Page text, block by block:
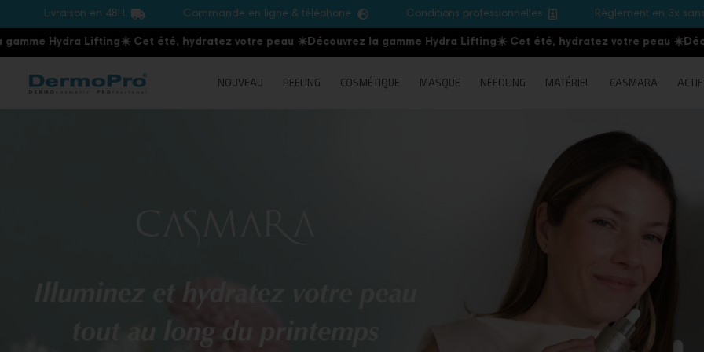
Livraison en 48H Commande en ligne & téléphone Conditions professionnelles Règlement en 3x
Lifting☀️ Cet été, hydratez votre peau ☀️Découvrez la gamme Hydra Lifting☀️ Cet été, hydratez votre peau ☀️Découvrez
NOUVEAU PEELING COSMÉTIQUE MASQUE NEEDLING MATÉRIEL CASMARA ACTIF